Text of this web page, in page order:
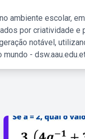
ambiente escolar,
por criatividade e
notável,
-